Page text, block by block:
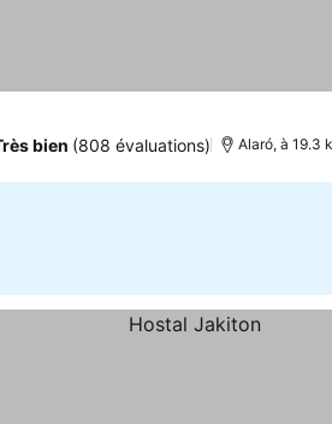
bien (808 évaluations) Alaró, à 19.3